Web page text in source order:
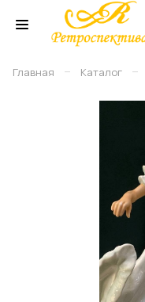
Главная – Каталог –